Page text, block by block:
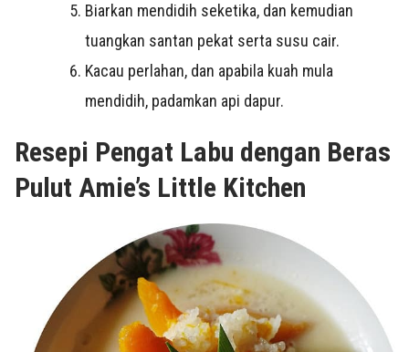
Biarkan mendidih seketika, dan kemudian
tuangkan santan pekat serta susu cair.
Kacau perlahan, dan apabila kuah mula
mendidih, padamkan api dapur.
Resepi Pengat Labu dengan Beras
Pulut Amie’s Little Kitchen